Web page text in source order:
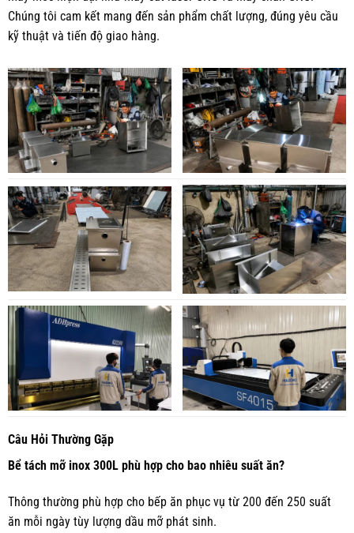
Chúng tôi cam kết mang đến sản phẩm chất lượng, đúng yêu cầu
kỹ thuật và tiến độ giao hàng.
Câu Hỏi Thường Gặp
Bể tách mỡ inox 300L phù hợp cho bao nhiêu suất ăn?
Thông thường phù hợp cho bếp ăn phục vụ từ 200 đến 250 suất
ăn mỗi ngày tùy lượng dầu mỡ phát sinh.